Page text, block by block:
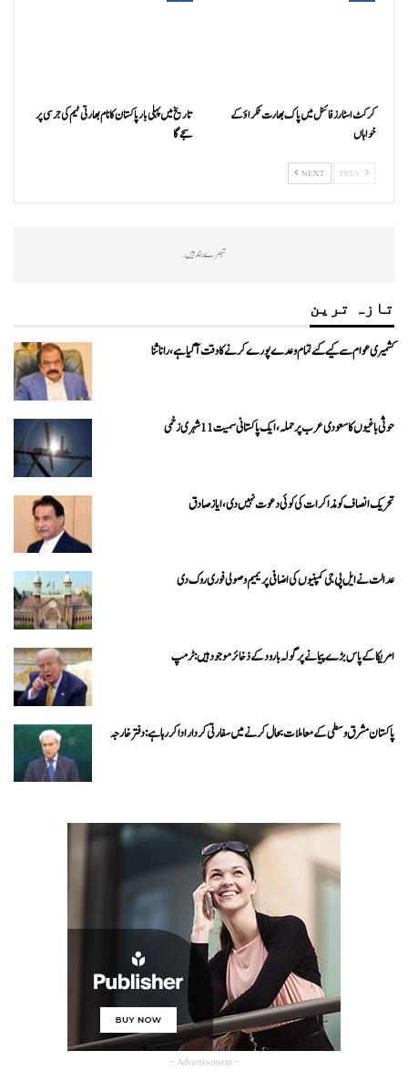
کرکٹ اسٹارز فائنل میں پاک بھارت ٹکراؤ کے
خواہاں
تاریخ میں پہلی بار پاکستان کا نام بھارتی ٹیم کی جرسی پر
سجے گا
NEXT
تبصرے بند ہیں.
تازہ ترین
کشمیری عوام سے کیے گئے تمام وعدے پورے کرنے کا وقت آ گیا ہے، رانا ثنا
حوثی باغیوں کا سعودی عرب پر حملہ، ایک پاکستانی سمیت 11 شہری زخمی
تحریک انصاف کو مذاکرات کی کوئی دعوت نہیں دی، ایاز صادق
عدالت نے ایل پی جی کمپنیوں کی اضافی پریمیم وصولی فوری روک دی
امریکا کے پاس بڑے پیمانے پر گولہ بارود کے ذخائر موجود ہیں: ٹرمپ
پاکستان مشرق وسطی کے معاملات بحال کرنے میں سفارتی کردار ادا کررہا ہے: دفتر خارجہ
- Advertisement -